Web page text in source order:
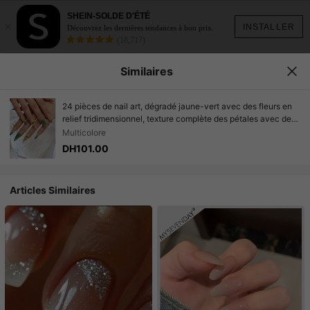
INSTALLER
SHEIN-SOLDE D'ÉTÉ
Découvrez les dernières tendances à bon prix.
Similaires
24 pièces de nail art, dégradé jaune-vert avec des fleurs en
relief tridimensionnel, texture complète des pétales avec des
étamines jaunes, ornements raffinés de feuilles vertes et
d'étoiles filantes, charme naturel frais et vif. Ongles à presser.
Multicolore
DH101.00
Articles Similaires